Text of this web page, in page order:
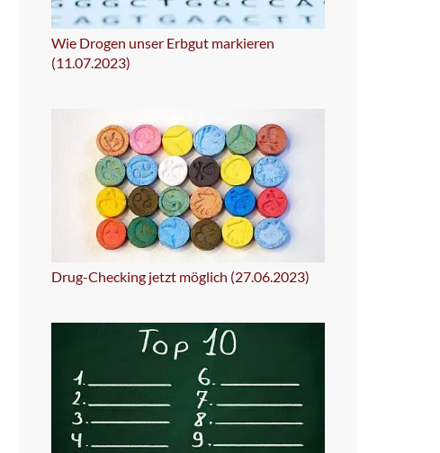
Wie Drogen unser Erbgut markieren
(11.07.2023)
Drug-Checking jetzt möglich (27.06.2023)